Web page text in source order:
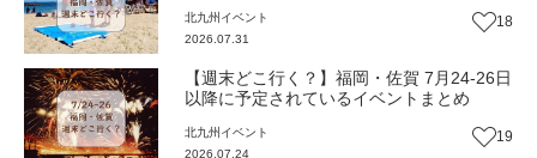
北九州 イベント
2026.07.31
18
【週末どこ行く？】福岡・佐賀 7月24-26日
以降に予定されているイベントまとめ
北九州 イベント
2026.07.24
19